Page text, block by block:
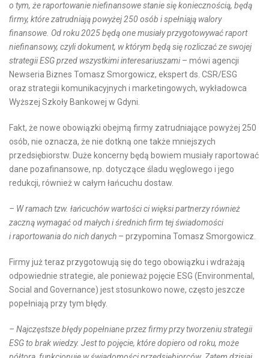
o tym, że raportowanie niefinansowe stanie się koniecznością, będą
firmy, które zatrudniają powyżej 250 osób i spełniają walory
finansowe. Od roku 2025 będą one musiały przygotowywać raport
niefinansowy, czyli dokument, w którym będąsięrozliczać ze swojej
strategii ESG przed wszystkimi interesariuszami – mówi agencji
Newseria Biznes Tomasz Smorgowicz, ekspert ds. CSR/ESG
oraz strategii komunikacyjnych i marketingowych, wykładowca
Wyższej Szkoły Bankowej w Gdyni.
Fakt, że nowe obowiązki obejmą firmy zatrudniające powyżej 250
osób, nie oznacza, że nie dotkną one także mniejszych
przedsiębiorstw. Duże koncerny będą bowiem musiały raportować
dane pozafinansowe, np. dotyczące śladu węglowego i jego
redukcji, również w całym łańcuchu dostaw.
– W ramach tzw. łańcuchów wartości ci więksi partnerzy również
zaczną wymagać od małych i średnich firm tej świadomości
i raportowania do nich danych – przypomina Tomasz Smorgowicz.
Firmy już teraz przygotowują się do tego obowiązku i wdrażają
odpowiednie strategie, ale ponieważ pojęcie ESG (Environmental,
Social and Governance) jest stosunkowo nowe, często jeszcze
popełniają przy tym błędy.
– Najczęstsze błędy popełniane przez firmy przy tworzeniu strategii
ESG to brak wiedzy. Jest to pojęcie, które dopiero od roku, może